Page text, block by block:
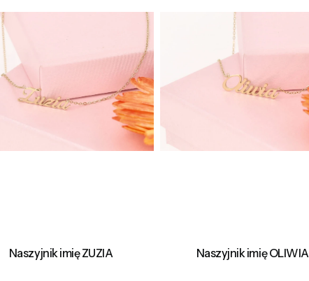
Naszyjnik imię ZUZIA Naszyjnik imię OLIWIA